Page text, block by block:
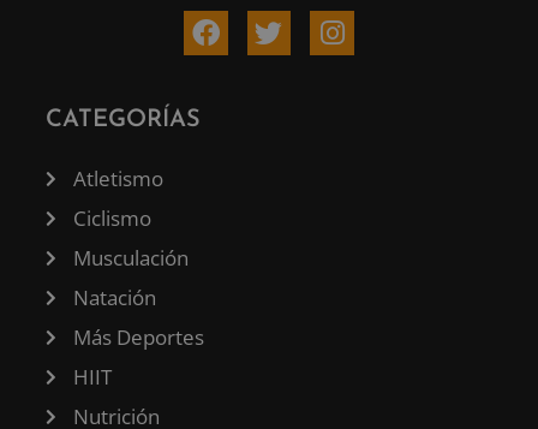
CATEGORÍAS
Atletismo
Ciclismo
Musculación
Natación
Más Deportes
HIIT
Nutrición